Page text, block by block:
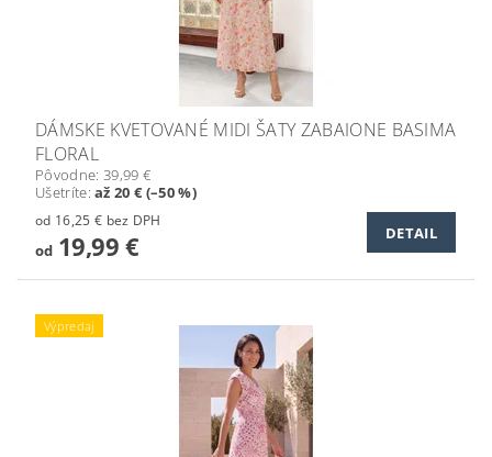
DÁMSKE KVETOVANÉ MIDI ŠATY ZABAIONE BASIMA
FLORAL
Pôvodne: 39,99 €
Ušetríte:až 20 € (–50 %)
od 16,25 € bez DPH
od19,99 € DETAIL
Výpredaj